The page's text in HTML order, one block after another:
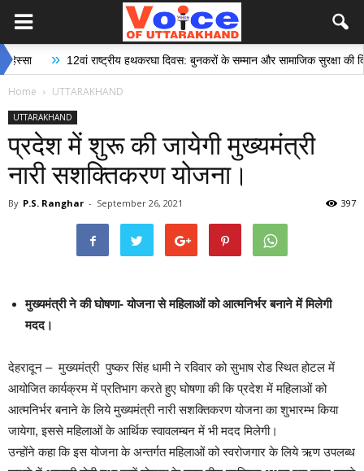
» 12वां राष्ट्रीय हथकरघा दिवस: बुनकरों के सम्मान और सामाजिक सुरक्षा की दिशा में
Home UTTARAKHAND
UTTARAKHAND
प्रदेश में शुरू की जायेगी मुख्यमंत्री
नारी सशक्तिकरण योजना।
By P.S. Ranghar - September 26, 2021 397
मुख्यमंत्री ने की घोषणा- योजना से महिलाओं को आत्मनिर्भर बनाने में मिलेगी
मदद।
देहरादून – मुख्यमंत्री पुष्कर सिंह धामी ने रविवार को सुभाष रोड स्थित होटल में
आयोजित कार्यक्रम में प्रतिभाग करते हुए घोषणा की कि प्रदेश में महिलाओं को
आत्मनिर्भर बनाने के लिये मुख्यमंत्री नारी सशक्तिकरण योजना का शुभारम्भ किया
जायेगा, इससे महिलाओं के आर्थिक स्वावलम्बन में भी मदद मिलेगी।
उन्होंने कहा कि इस योजना के अन्तर्गत महिलाओं को स्वरोजगार के लिये ऋण उपलब्ध